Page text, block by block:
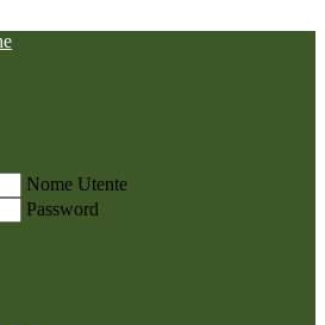
Nome Utente
Password